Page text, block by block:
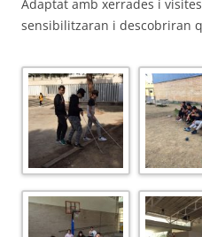
Adaptat amb xerrades i
sensibilitzaran i descobriran